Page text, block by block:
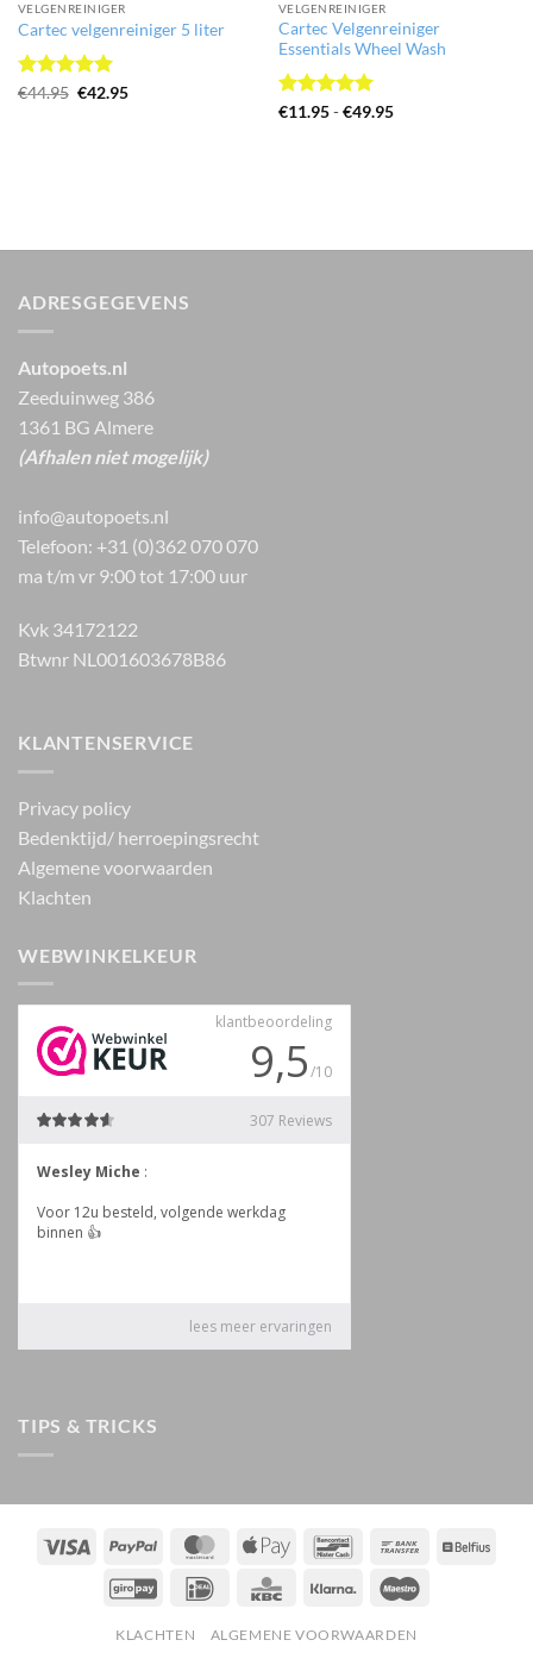
VELGENREINIGER
Cartec velgenreiniger 5 liter
Gewaardeerd
€44.95 Oorspronkelijke
€42.95Huidige
VELGENREINIGER
Cartec Velgenreiniger
Essentials Wheel Wash
Gewaardeerd
€11.95 - €49.95Prijsklasse:
ADRESGEGEVENS
Autopoets.nl
Zeeduinweg 386
1361 BG Almere
(Afhalen niet mogelijk)
info@autopoets.nl
Telefoon: +31 (0)362 070 070
ma t/m vr 9:00 tot 17:00 uur
Kvk 34172122
Btwnr NL001603678B86
KLANTENSERVICE
Privacy policy
Bedenktijd/ herroepingsrecht
Algemene voorwaarden
Klachten
WEBWINKELKEUR
TIPS & TRICKS
Visa PayPal MasterCardApple
BancontactBank
GiroPay IDeal KBC Klarna
KLACHTEN ALGEMENE VOORWAARDEN